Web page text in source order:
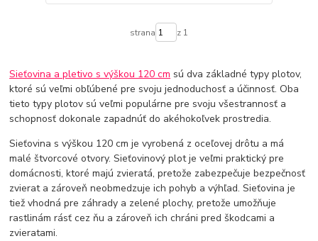
strana z 1
Sieťovina a pletivo s výškou 120 cm sú dva základné typy plotov,
ktoré sú veľmi obľúbené pre svoju jednoduchosť a účinnosť. Oba
tieto typy plotov sú veľmi populárne pre svoju všestrannosť a
schopnosť dokonale zapadnúť do akéhokoľvek prostredia.
Sieťovina s výškou 120 cm je vyrobená z oceľovej drôtu a má
malé štvorcové otvory. Sieťovinový plot je veľmi praktický pre
domácnosti, ktoré majú zvieratá, pretože zabezpečuje bezpečnosť
zvierat a zároveň neobmedzuje ich pohyb a výhľad. Sieťovina je
tiež vhodná pre záhrady a zelené plochy, pretože umožňuje
rastlinám rásť cez ňu a zároveň ich chráni pred škodcami a
zvieratami.